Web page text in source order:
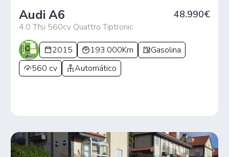
Audi A6
4.0 Tfsi 560cv Quattro Tiptronic
48.990€
2015 193.000Km
Gasolina
560 cv
Automático